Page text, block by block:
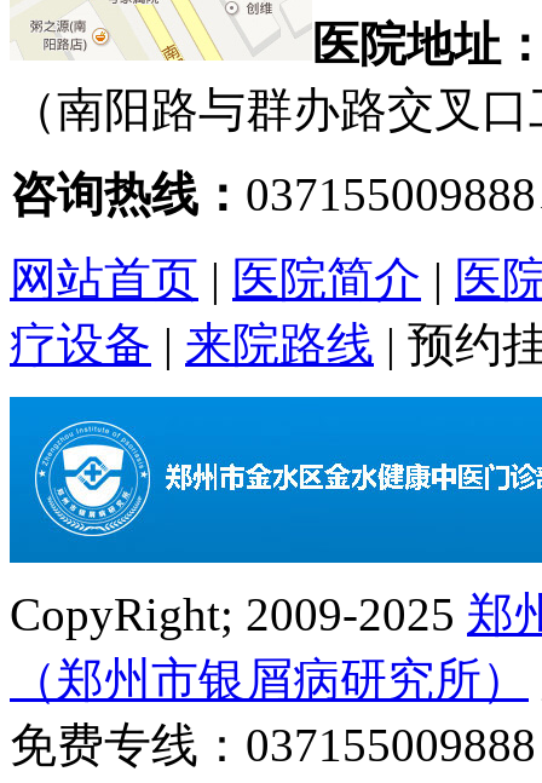
医院地址
（南阳路与群办路交叉
咨询热线：
网站首页 | 医院简介 | 医
疗设备 | 来院路线 | 预约
CopyRight; 2009-2025 郑
（郑州市银屑病研究所）
免费专线：